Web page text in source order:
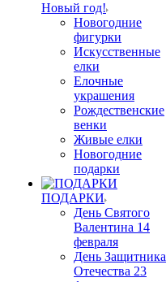
Новый год!
Новогодние
фигурки
Искусственные
елки
Елочные
украшения
Рождественские
венки
Живые елки
Новогодние
подарки
ПОДАРКИ
День Святого
Валентина 14
февраля
День Защитника
Отечества 23